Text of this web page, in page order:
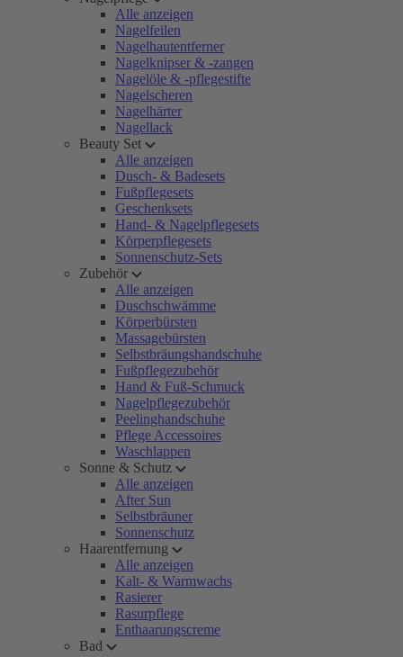
Alle anzeigen
Nagelfeilen
Nagelhautentferner
Nagelknipser & -zangen
Nagelöle & -pflegestifte
Nagelscheren
Nagelhärter
Nagellack
Beauty Set
Alle anzeigen
Dusch- & Badesets
Fußpflegesets
Geschenksets
Hand- & Nagelpflegesets
Körperpflegesets
Sonnenschutz-Sets
Zubehör
Alle anzeigen
Duschschwämme
Körperbürsten
Massagebürsten
Selbstbräungshandschuhe
Fußpflegezubehör
Hand & Fuß-Schmuck
Nagelpflegezubehör
Peelinghandschuhe
Pflege Accessoires
Waschlappen
Sonne & Schutz
Alle anzeigen
After Sun
Selbstbräuner
Sonnenschutz
Haarentfernung
Alle anzeigen
Kalt- & Warmwachs
Rasierer
Rasurpflege
Enthaarungscreme
Bad